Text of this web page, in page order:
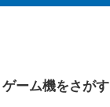
ゲーム機をさがす